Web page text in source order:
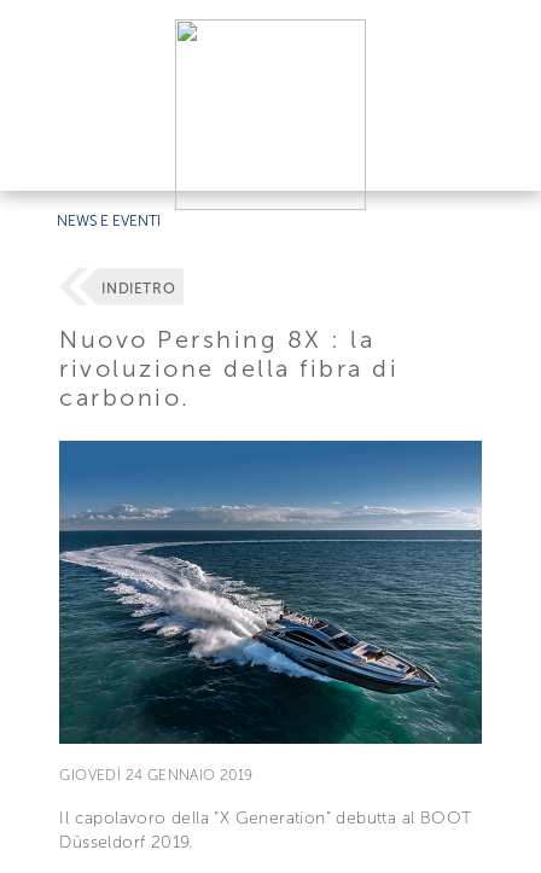
NEWS E EVENTI
INDIETRO
Nuovo Pershing 8X : la
rivoluzione della fibra di
carbonio.
GIOVEDÌ 24 GENNAIO 2019
Il capolavoro della “X Generation” debutta al BOOT
Düsseldorf 2019.